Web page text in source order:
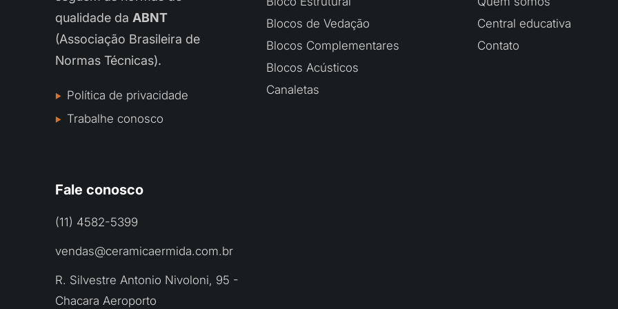
qualidade da ABNT
(Associação Brasileira de
Normas Técnicas).
Política de privacidade
Trabalhe conosco
Blocos de Vedação
Blocos Complementares
Blocos Acústicos
Canaletas
Central educativa
Contato
Fale conosco
(11) 4582-5399
vendas@ceramicaermida.com.br
R. Silvestre Antonio Nivoloni, 95 -
Chacara Aeroporto